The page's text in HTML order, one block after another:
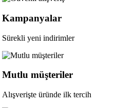
Kampanyalar
Sürekli yeni indirimler
Mutlu müşteriler
Alışverişte üründe ilk tercih